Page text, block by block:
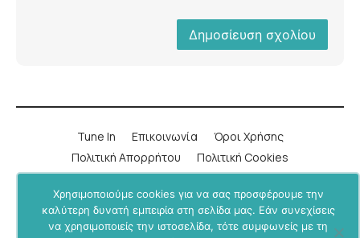
Tune In Επικοινωνία
Όροι Χρήσης
Πολιτική Απορρήτου
Πολιτική Cookies
LinkedInInstagramYouTubeFacebook
Υποστήριξε μας μέσα από τοBU+ στο Patreon .
Χρησιμοποιούμε cookies για να σας προσφέρουμε την
καλύτερη δυνατή εμπειρία στη σελίδα μας. Εάν συνεχίσεις
να χρησιμοποιείς την ιστοσελίδα, τότε συμφωνείς με τη